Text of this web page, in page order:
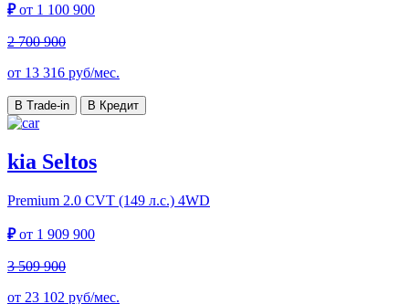
₽от 1 100 900
2 700 900
от 13 316 руб/мес.
В Trade-in В Кредит
kia Seltos
Premium 2.0 CVT (149 л.с.) 4WD
₽от 1 909 900
3 509 900
от 23 102 руб/мес.